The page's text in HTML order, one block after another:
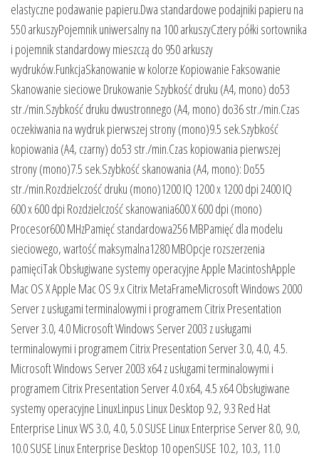
elastyczne podawanie papieru.Dwa standardowe podajniki papieru na
550 arkuszyPojemnik uniwersalny na 100 arkuszyCztery półki sortownika
i pojemnik standardowy mieszczą do 950 arkuszy
wydruków.FunkcjaSkanowanie w kolorze Kopiowanie Faksowanie
Skanowanie sieciowe Drukowanie Szybkość druku (A4, mono) do53
str./min.Szybkość druku dwustronnego (A4, mono) do36 str./min.Czas
oczekiwania na wydruk pierwszej strony (mono)9.5 sek.Szybkość
kopiowania (A4, czarny) do53 str./min.Czas kopiowania pierwszej
strony (mono)7.5 sek.Szybkość skanowania (A4, mono): Do55
str./min.Rozdzielczość druku (mono)1200 IQ 1200 x 1200 dpi 2400 IQ
600 x 600 dpi Rozdzielczość skanowania600 X 600 dpi (mono)
Procesor600 MHzPamięć standardowa256 MBPamięć dla modelu
sieciowego, wartość maksymalna1280 MBOpcje rozszerzenia
pamięciTak Obsługiwane systemy operacyjne Apple MacintoshApple
Mac OS X Apple Mac OS 9.x Citrix MetaFrameMicrosoft Windows 2000
Server z usługami terminalowymi i programem Citrix Presentation
Server 3.0, 4.0 Microsoft Windows Server 2003 z usługami
terminalowymi i programem Citrix Presentation Server 3.0, 4.0, 4.5.
Microsoft Windows Server 2003 x64 z usługami terminalowymi i
programem Citrix Presentation Server 4.0 x64, 4.5 x64 Obsługiwane
systemy operacyjne LinuxLinpus Linux Desktop 9.2, 9.3 Red Hat
Enterprise Linux WS 3.0, 4.0, 5.0 SUSE Linux Enterprise Server 8.0, 9.0,
10.0 SUSE Linux Enterprise Desktop 10 openSUSE 10.2, 10.3, 11.0